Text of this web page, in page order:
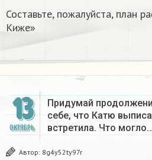
Составьте, пожалуйста, план
Киже»​
13
ОКТЯБРЬ
Придумай
себе, что Катю
встретила. Что могло…
Автор: 8g4y52ty97r